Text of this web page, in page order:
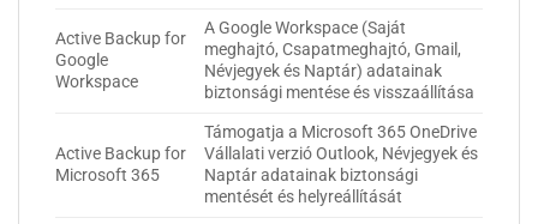
Active Backup for
Google
Workspace
A Google Workspace (Saját
meghajtó, Csapatmeghajtó, Gmail,
Névjegyek és Naptár) adatainak
biztonsági mentése és visszaállítása
Active Backup for
Microsoft 365
Támogatja a Microsoft 365 OneDrive
Vállalati verzió Outlook, Névjegyek és
Naptár adatainak biztonsági
mentését és helyreállítását